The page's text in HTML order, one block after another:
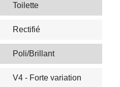
Toilette
Rectifié
Poli/Brillant
V4 - Forte variation